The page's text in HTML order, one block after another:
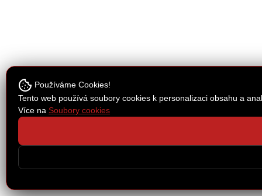
Používáme Cookies!
Tento web používá soubory cookies k personalizaci obsahu a
Více na Soubory cookies